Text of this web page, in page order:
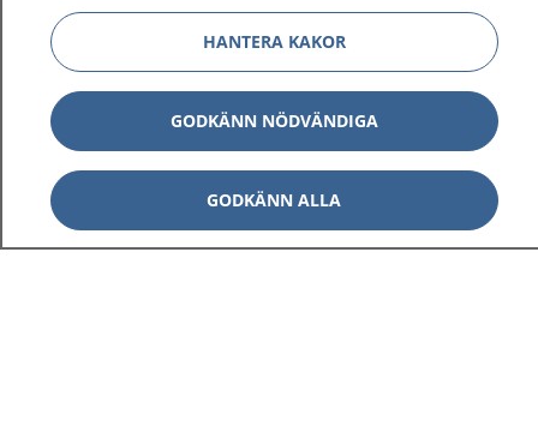
På 1177.se får du råd om hälsa och information om
sjukdomar och vilka mottagningar du kan kontakta.
Logga in för att läsa din journal och göra dina
vårdärenden. Ring telefonnummer 1177 för
sjukvårdsrådgivning dygnet runt.
HANTERA KAKOR
GODKÄNN NÖDVÄNDIGA
GODKÄNN ALLA